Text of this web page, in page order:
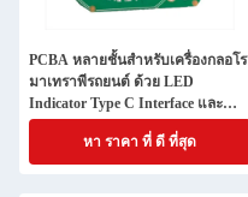
PCBA หลายชั้นสําหรับเครื่องกลอโร
มาเทราพีรถยนต์ ด้วย LED
Indicator Type C Interface และ
anti-tipping function
หา ราคา ที่ ดี ที่สุด